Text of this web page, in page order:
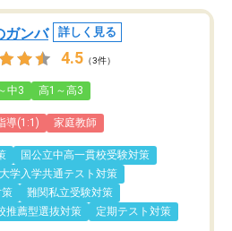
ガンバ 詳しく見る
4.5 （3件）
中3 高1～高3
導(1:1) 家庭教師
国公立中高一貫校受験対策
大学入学共通テスト対策
難関私立受験対策
推薦型選抜対策
定期テスト対策